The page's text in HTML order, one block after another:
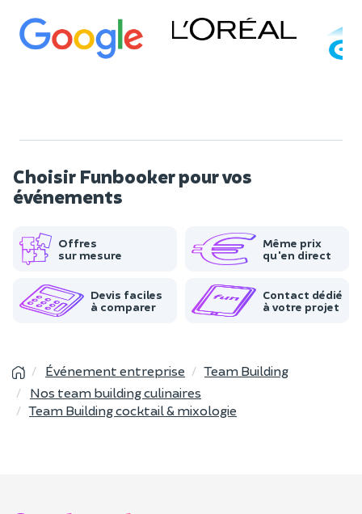
Choisir Funbooker pour vos
événements
Offres
sur mesure
Même prix
qu'en direct
Devis faciles
à comparer
Contact dédié
à votre projet
Événement entreprise
Team Building
Nos team building culinaires
Team Building cocktail & mixologie